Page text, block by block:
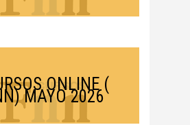
ONLINE (
MAYO 2026